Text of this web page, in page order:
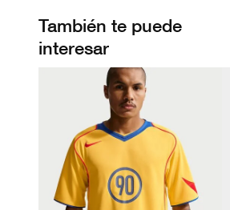
También te puede
interesar